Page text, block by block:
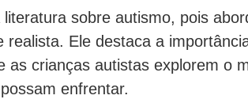
sobre autismo, pois
realista. Ele destaca a
as crianças autistas explorem o
enfrentar.